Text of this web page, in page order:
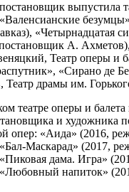
выпустила
«Четырнадцатая
А.
Театр оперы и
«Сирано де
Театр драмы им.
театре оперы и балета
и художника
опер: «Аида» (2016,
Маскарад» (2017,
дама. Игра»
напиток»